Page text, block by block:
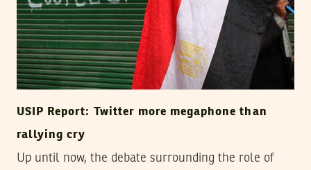
USIP Report: Twitter more megaphone than
rallying cry
Up until now, the debate surrounding the role of